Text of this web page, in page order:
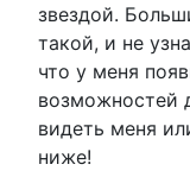
звездой.
такой, и не
что у меня
возможностей
видеть меня
ниже!